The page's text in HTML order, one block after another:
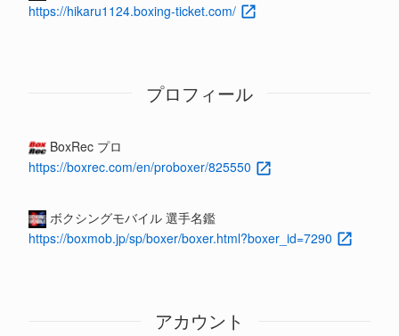
https://hikaru1124.boxing-ticket.com/
プロフィール
BoxRec プロ
https://boxrec.com/en/proboxer/825550
ボクシングモバイル 選手名鑑
https://boxmob.jp/sp/boxer/boxer.html?boxer_id=7290
アカウント